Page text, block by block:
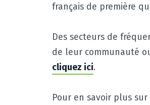
français de première
Des secteurs de
de leur communauté
cliquez ici.
Pour en savoir plus